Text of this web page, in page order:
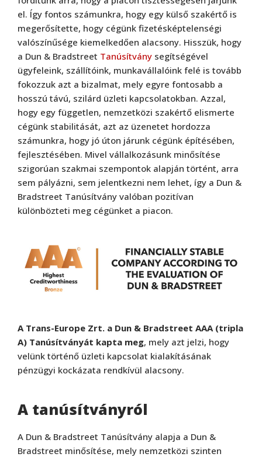
el. Így fontos számunkra, hogy egy külső szakértő is
megerősítette, hogy cégünk fizetésképtelenségi
valószínűsége kiemelkedően alacsony. Hisszük, hogy
a Dun & Bradstreet Tanúsítvány segítségével
ügyfeleink, szállítóink, munkavállalóink felé is tovább
fokozzuk azt a bizalmat, mely egyre fontosabb a
hosszú távú, szilárd üzleti kapcsolatokban. Azzal,
hogy egy független, nemzetközi szakértő elismerte
cégünk stabilitását, azt az üzenetet hordozza
számunkra, hogy jó úton járunk cégünk építésében,
fejlesztésében. Mivel vállalkozásunk minősítése
szigorúan szakmai szempontok alapján történt, arra
sem pályázni, sem jelentkezni nem lehet, így a Dun &
Bradstreet Tanúsítvány valóban pozitívan
különbözteti meg cégünket a piacon.
A Trans-Europe Zrt. a Dun & Bradstreet AAA (tripla
A) Tanúsítványát kapta meg, mely azt jelzi, hogy
velünk történő üzleti kapcsolat kialakításának
pénzügyi kockázata rendkívül alacsony.
A tanúsítványról
A Dun & Bradstreet Tanúsítvány alapja a Dun &
Bradstreet minősítése, mely nemzetközi szinten